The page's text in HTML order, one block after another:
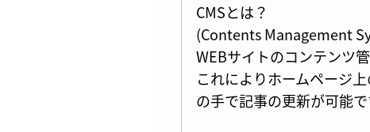
CMSとは？
(Contents Management
WEBサイトのコンテンツ
これによりホームページ
の手で記事の更新が可能で